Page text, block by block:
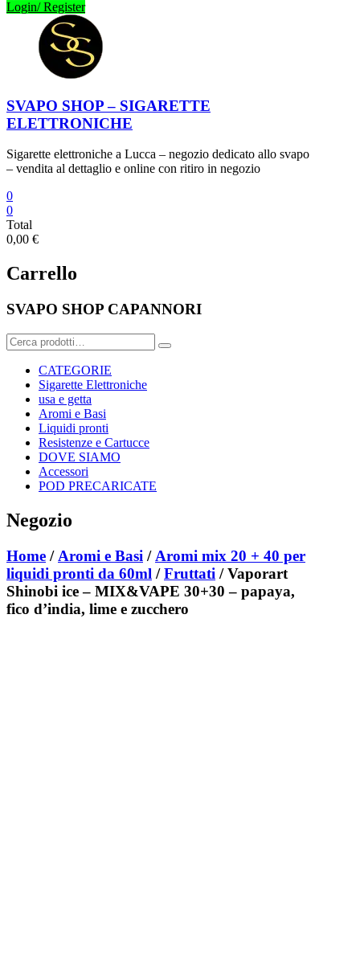
Login/ Register
SVAPO SHOP – SIGARETTE
ELETTRONICHE
Sigarette elettroniche a Lucca – negozio dedicato allo svapo
– vendita al dettaglio e online con ritiro in negozio
0
0
Total
0,00 €
Carrello
SVAPO SHOP CAPANNORI
Cerca:
CATEGORIE
Sigarette Elettroniche
usa e getta
Aromi e Basi
Liquidi pronti
Resistenze e Cartucce
DOVE SIAMO
Accessori
POD PRECARICATE
Negozio
Home / Aromi e Basi / Aromi mix 20 + 40 per
liquidi pronti da 60ml /Fruttati / Vaporart
Shinobi ice – MIX&VAPE 30+30 – papaya,
fico d’india, lime e zucchero